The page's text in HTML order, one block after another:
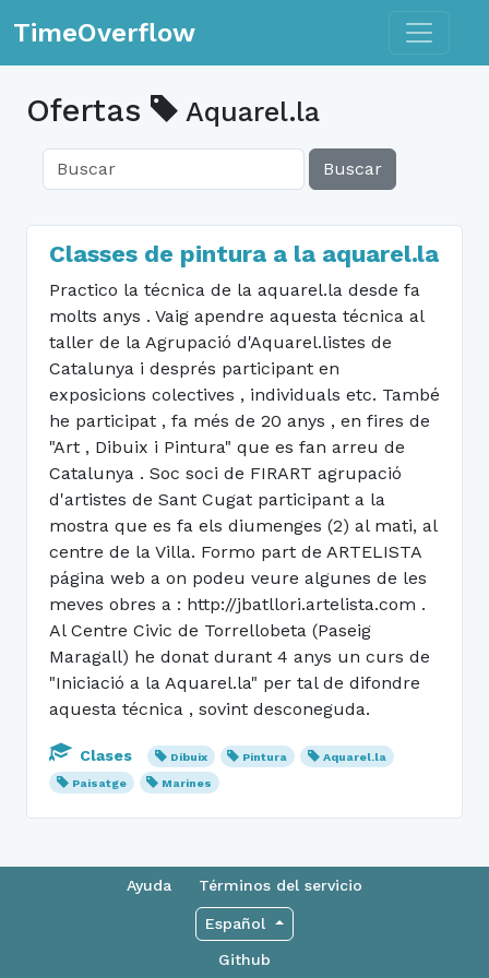
TimeOverflow Toggle
Ofertas Aquarel.la
Buscar
Classes de pintura a la aquarel.la
Practico la técnica de la aquarel.la desde fa
molts anys . Vaig apendre aquesta técnica al
taller de la Agrupació d'Aquarel.listes de
Catalunya i després participant en
exposicions colectives , individuals etc. També
he participat , fa més de 20 anys , en fires de
"Art , Dibuix i Pintura" que es fan arreu de
Catalunya . Soc soci de FIRART agrupació
d'artistes de Sant Cugat participant a la
mostra que es fa els diumenges (2) al mati, al
centre de la Villa. Formo part de ARTELISTA
página web a on podeu veure algunes de les
meves obres a : http://jbatllori.artelista.com .
Al Centre Civic de Torrellobeta (Paseig
Maragall) he donat durant 4 anys un curs de
"Iniciació a la Aquarel.la" per tal de difondre
aquesta técnica , sovint desconeguda.
Clases Dibuix Pintura
Aquarel.la
Paisatge
Marines
Ayuda Términos del servicio
Español
Github